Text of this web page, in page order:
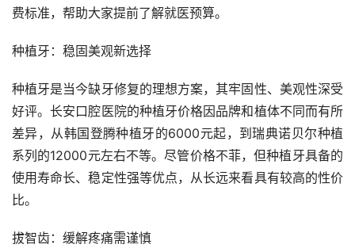
费标准，帮助大家提前了解就医预算。
种植牙：稳固美观新选择
种植牙是当今缺牙修复的理想方案，其牢固性、美观性深受
好评。长安口腔医院的种植牙价格因品牌和植体不同而有所
差异，从韩国登腾种植牙的6000元起，到瑞典诺贝尔种植
系列的12000元左右不等。尽管价格不菲，但种植牙具备的
使用寿命长、稳定性强等优点，从长远来看具有较高的性价
比。
拔智齿：缓解疼痛需谨慎